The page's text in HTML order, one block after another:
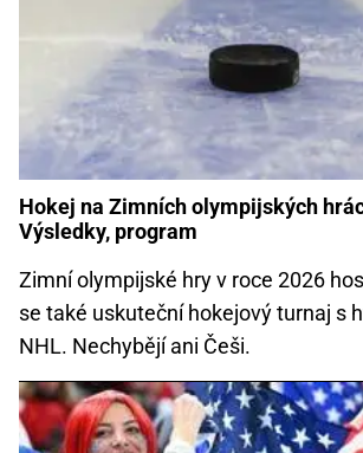
Hokej na Zimních olympijských
Výsledky, program
Zimní olympijské hry v roce 2026
se také uskuteční hokejový turnaj s
NHL. Nechybějí ani Češi.